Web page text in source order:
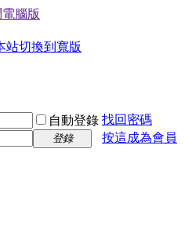
腦版
站切換到寬版
自動登錄 找回密碼
登錄
按這成為會員